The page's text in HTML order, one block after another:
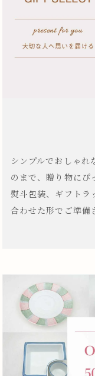
シンプルでおしゃれ
のまで、贈り物にぴ
熨斗包装、ギフトラ
合わせた形でご準備